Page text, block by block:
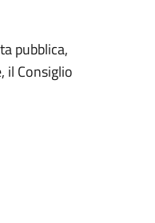
pubblica,
il Consiglio